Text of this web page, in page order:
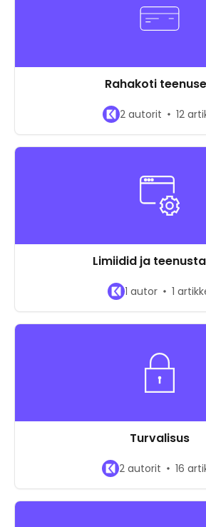
Rahakoti
2 autorit 12
Limiidid ja
1 autor 1
Turvalisus
2 autorit 16